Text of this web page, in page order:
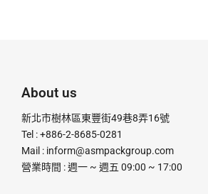
About us
新北市樹林區東豐街49巷8弄16號
Tel : +886-2-8685-0281
Mail : inform@asmpackgroup.com
營業時間 : 週一 ~ 週五 09:00 ~ 17:00